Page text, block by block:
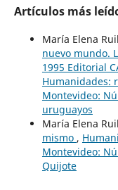
Artículos más
María Elena
nuevo mundo.
1995 Editorial
Humanidades:
Montevideo:
uruguayos
María Elena
mismo ,
Montevideo:
Quijote